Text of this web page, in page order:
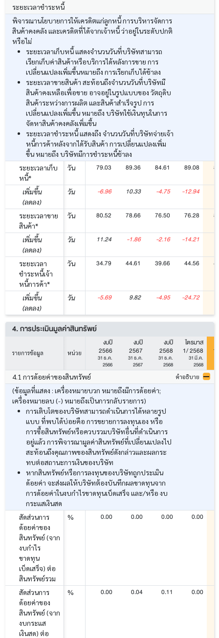
ระยะเวลาชำระหนี้
พิจารณานโยบายการให้เครดิตแก่ลูกหนี้ การบริหารจัดการ
สินค้าคงคลัง และเครดิตที่ได้จากเจ้าหนี้ ว่าอยู่ในระดับปกติ
หรือไม่
ระยะเวลาเก็บหนี้ แสดงจำนวนวันที่บริษัทสามารถ
เรียกเก็บค่าสินค้าหรือบริการได้หลังการขาย การ
เปลี่ยนแปลงเพิ่มขึ้นหมายถึง การเรียกเก็บได้ช้าลง
ระยะเวลาขายสินค้า สะท้อนถึงจำนวนวันที่บริษัทมี
สินค้าคงเหลือเพื่อขาย อาจอยู่ในรูปแบบของ วัตถุดิบ
สินค้าระหว่างการผลิต และสินค้าสำเร็จรูป การ
เปลี่ยนแปลงเพิ่มขึ้น หมายถึง บริษัทใช้เงินทุนในการ
จัดหาสินค้าคงคลังเพิ่มขึ้น
ระยะเวลาชำระหนี้ แสดงถึง จำนวนวันที่บริษัทจ่ายเจ้า
หนี้การค้าหลังจากได้รับสินค้า การเปลี่ยนแปลงเพิ่ม
ขึ้น หมายถึง บริษัทมีการชำระหนี้ช้าลง
ระยะเวลาเก็บ
หนี้*
วัน 79.03 89.36 84.61 89.08
เพิ่มขึ้น
(ลดลง)
วัน -6.96 10.33 -4.75 -12.94
ระยะเวลาขาย
สินค้า*
วัน 80.52 78.66 76.50 76.28
เพิ่มขึ้น
(ลดลง)
วัน 11.24 -1.86 -2.16 -14.21
ระยะเวลา
ชำระหนี้เจ้า
หนี้การค้า*
วัน 34.79 44.61 39.66 44.56
เพิ่มขึ้น
(ลดลง)
วัน -5.69 9.82 -4.95 -24.72
4. การประเมินมูลค่าสินทรัพย์
รายการข้อมูล หน่วย
งบปี
2566
31 ธ.ค.
2566
งบปี
2567
31 ธ.ค.
2567
งบปี
2568
31 ธ.ค.
2568
ไตรมาส
1/ 2568
31 มี.ค.
2568
4.1 การด้อยค่าของสินทรัพย์ คำอธิบาย
(ข้อมูลที่แสดง : เครื่องหมายบวก หมายถึงมีการด้อยค่า;
เครื่องหมายลบ (-) หมายถึงเป็นการกลับรายการ)
การเติบโตของบริษัทสามารถดำเนินการได้หลายรูป
แบบ ที่พบได้บ่อยคือ การขยายการลงทุนเอง หรือ
การซื้อสินทรัพย์หรือควบรวมบริษัทอื่นที่ดำเนินการ
อยู่แล้ว การพิจารณามูลค่าสินทรัพย์ที่เปลี่ยนแปลงไป
สะท้อนถึงคุณภาพของสินทรัพย์ดังกล่าวและผลกระ
ทบต่อสถานะการเงินของบริษัท
หากสินทรัพย์หรือการลงทุนของบริษัทถูกประเมิน
ด้อยค่า จะส่งผลให้บริษัทต้องบันทึกผลขาดทุนจาก
การด้อยค่าในงบกำไรขาดทุนเบ็ดเสร็จ และ/หรือ งบ
กระแสเงินสด
สัดส่วนการ
ด้อยค่าของ
สินทรัพย์ (จาก
งบกำไร
ขาดทุน
เบ็ดเสร็จ) ต่อ
สินทรัพย์รวม
% 0.00 0.00 0.00 0.00
สัดส่วนการ
ด้อยค่าของ
สินทรัพย์ (จาก
งบกระแส
เงินสด) ต่อ
% 0.00 0.04 0.11 0.00